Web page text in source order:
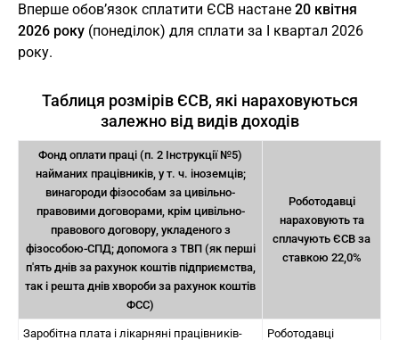
Вперше обов’язок сплатити ЄСВ настане 20 квітня
2026 року (понеділок) для сплати за І квартал 2026
року.
Таблиця розмірів ЄСВ, які нараховуються
залежно від видів доходів
Фонд оплати праці (п. 2 Інструкції №5)
найманих працівників, у т. ч. іноземців;
винагороди фізособам за цивільно-
правовими договорами, крім цивільно-
правового договору, укладеного з
фізособою-СПД; допомога з ТВП (як перші
п'ять днів за рахунок коштів підприємства,
так і решта днів хвороби за рахунок коштів
ФСС)
Роботодавці
нараховують та
сплачують ЄСВ за
ставкою 22,0%
Заробітна плата і лікарняні працівників- Роботодавці